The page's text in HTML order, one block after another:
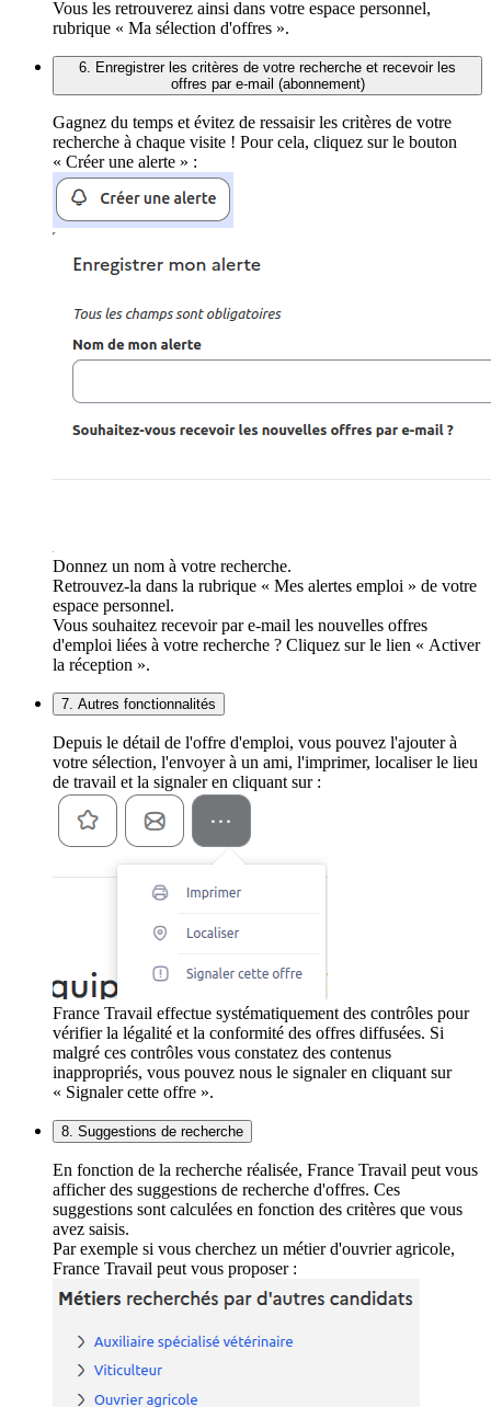
Vous les retrouverez ainsi dans votre espace personnel,
rubrique « Ma sélection d'offres ».
6. Enregistrer les critères de votre recherche et recevoir les
offres par e-mail (abonnement)
Gagnez du temps et évitez de ressaisir les critères de votre
recherche à chaque visite ! Pour cela, cliquez sur le bouton
« Créer une alerte » :
Donnez un nom à votre recherche.
Retrouvez-la dans la rubrique « Mes alertes emploi » de votre
espace personnel.
Vous souhaitez recevoir par e-mail les nouvelles offres
d'emploi liées à votre recherche ? Cliquez sur le lien « Activer
la réception ».
7. Autres fonctionnalités
Depuis le détail de l'offre d'emploi, vous pouvez l'ajouter à
votre sélection, l'envoyer à un ami, l'imprimer, localiser le lieu
de travail et la signaler en cliquant sur :
France Travail effectue systématiquement des contrôles pour
vérifier la légalité et la conformité des offres diffusées. Si
malgré ces contrôles vous constatez des contenus
inappropriés, vous pouvez nous le signaler en cliquant sur
« Signaler cette offre ».
8. Suggestions de recherche
En fonction de la recherche réalisée, France Travail peut vous
afficher des suggestions de recherche d'offres. Ces
suggestions sont calculées en fonction des critères que vous
avez saisis.
Par exemple si vous cherchez un métier d'ouvrier agricole,
France Travail peut vous proposer :